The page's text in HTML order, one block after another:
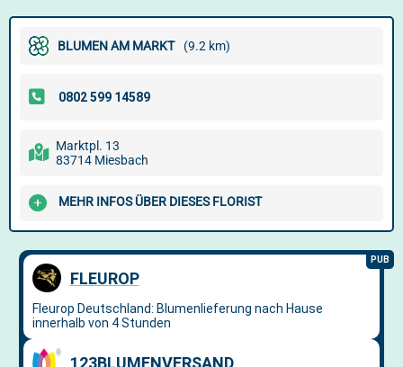
BLUMEN AM MARKT (9.2 km)
Marktpl. 13
83714 Miesbach
MEHR INFOS ÜBER DIESES FLORIST